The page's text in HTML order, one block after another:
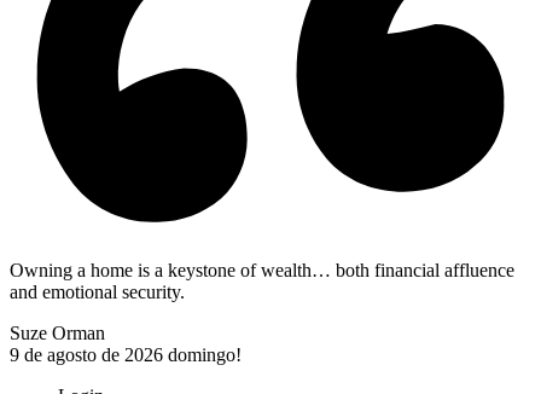
Owning a home is a keystone of wealth… both financial affluence
and emotional security.
Suze Orman
9 de agosto de 2026 domingo!